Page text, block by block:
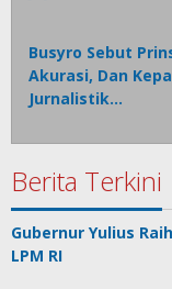
Busyro Sebut
Akurasi, Dan
Jurnalistik…
Berita Terkini
Gubernur Yulius
LPM RI